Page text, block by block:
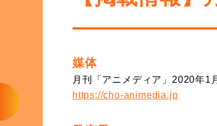
GOODS
媒体
月刊「アニメディア」2020年1
https://cho-animedia.jp